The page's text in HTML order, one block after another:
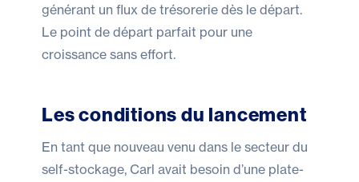
générant un flux de trésorerie dès le départ.
Le point de départ parfait pour une
croissance sans effort.
Les conditions du lancement
En tant que nouveau venu dans le secteur du
self-stockage, Carl avait besoin d’une plate-